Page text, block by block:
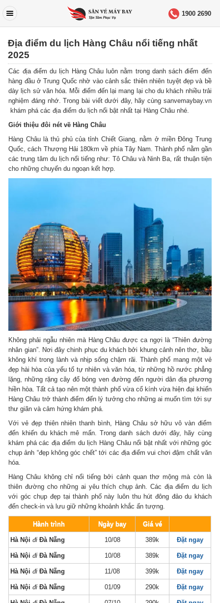
1900 2690
Địa điểm du lịch Hàng Châu nổi tiếng nhất
2025
Các địa điểm du lịch Hàng Châu luôn nằm trong danh sách điểm đến
hàng đầu ở Trung Quốc nhờ vào cảnh sắc thiên nhiên tuyệt đẹp và bề
dày lịch sử văn hóa. Mỗi điểm đến lại mang lại cho du khách nhiều trải
nghiệm đáng nhớ. Trong bài viết dưới đây, hãy cùng sanvemaybay.vn
khám phá các địa điểm du lịch nổi bật nhất tại Hàng Châu nhé.
Giới thiệu đôi nét về Hàng Châu
Hàng Châu là thủ phủ của tỉnh Chiết Giang, nằm ở miền Đông Trung
Quốc, cách Thượng Hải 180km về phía Tây Nam. Thành phố nằm gần
các trung tâm du lịch nổi tiếng như: Tô Châu và Ninh Ba, rất thuận tiện
cho những chuyến du ngoạn kết hợp.
Không phải ngẫu nhiên mà Hàng Châu được ca ngợi là “Thiên đường
nhân gian”. Nơi đây chinh phục du khách bởi khung cảnh nên thơ, bầu
không khí trong lành và nhịp sống chậm rãi. Thành phố mang một vẻ
đẹp hài hòa của yếu tố tự nhiên và văn hóa, từ những hồ nước phẳng
lặng, những rặng cây đổ bóng ven đường đến người dân địa phương
hiền hòa. Tất cả tạo nên một thành phố vừa cổ kính vừa hiện đại khiến
Hàng Châu trở thành điểm đến lý tưởng cho những ai muốn tìm tới sự
thư giãn và cảm hứng khám phá.
Với vẻ đẹp thiên nhiên thanh bình, Hàng Châu sở hữu vô vàn điểm
đến khiến du khách mê mẩn. Trong danh sách dưới đây, hãy cùng
khám phá các địa điểm du lịch Hàng Châu nổi bật nhất với những góc
chụp ảnh “đẹp không góc chết” tới các địa điểm vui chơi đậm chất văn
hóa.
Hàng Châu không chỉ nổi tiếng bởi cảnh quan thơ mộng mà còn là
thiên đường cho những ai yêu thích chụp ảnh. Các địa điểm du lịch
với góc chụp đẹp tại thành phố này luôn thu hút đông đảo du khách
đến check-in và lưu giữ những khoảnh khắc ấn tượng.
Hành trình Ngày bay Giá vé
Hà Nộiđi Đà Nẵng 10/08 389k Đặt ngay
Hà Nộiđi Đà Nẵng 10/08 389k Đặt ngay
Hà Nộiđi Đà Nẵng 11/08 399k Đặt ngay
Hà Nộiđi Đà Nẵng 01/09 290k Đặt ngay